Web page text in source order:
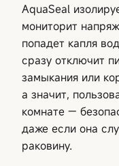
AquaSeal
мониторит
попадет капля
сразу отключит
замыкания или
а значит,
комнате —
даже если она
раковину.